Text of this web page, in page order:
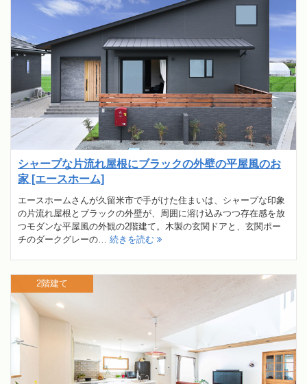
シャープな片流れ屋根にブラックの外壁の平屋風のお
家 [エースホーム]
エースホームさんが久留米市で手がけた住まいは、シャープな印象
の片流れ屋根とブラックの外壁が、周囲に溶け込みつつ存在感を放
つモダンな平屋風の外観の2階建て。木製の玄関ドアと、玄関ポー
チのダークグレーの… 続きを読む
2階建て